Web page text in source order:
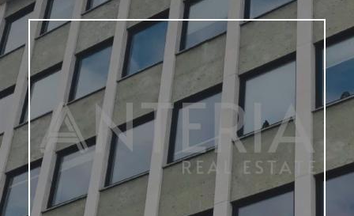
Start
Angebote
Leistungen
Kontakt